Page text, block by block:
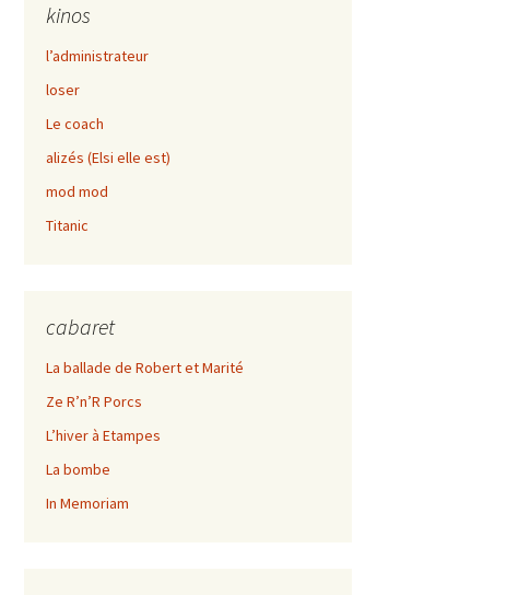
kinos
l’administrateur
loser
Le coach
alizés (Elsi elle est)
mod mod
Titanic
cabaret
La ballade de Robert et Marité
Ze R’n’R Porcs
L’hiver à Etampes
La bombe
In Memoriam